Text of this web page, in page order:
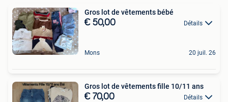
Gros lot de vêtements bébé
€ 50,00 Détails
Mons 20 juil. 26
Gros lot de vêtements fille 10/11 ans
€ 70,00 Détails